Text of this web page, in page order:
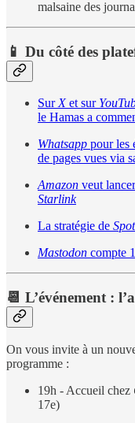
malsaine des
📱 Du côté des
Sur Xet sur
le Hamas a
Whatsapp pour les
de pages vues via
Amazon veut
Starlink
La stratégie de
Mastodon compte
📆 L’événement :
On vous invite à un
programme :
19h - Accueil chez
17e)